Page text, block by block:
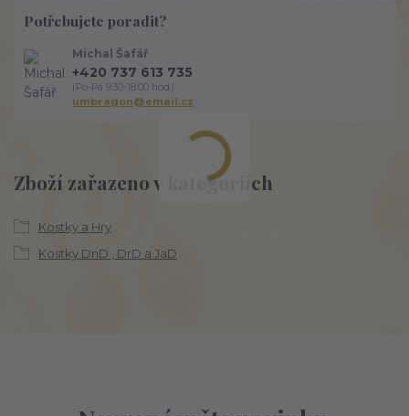
Zboží zařazeno v kategoriích
Kostky a Hry
Kostky DnD , DrD a JaD
Potřebujete poradit?
Michal Šafář
+420 737 613 735
(Po-Pá 9:30-18:00 hod.)
umbragon@email.cz